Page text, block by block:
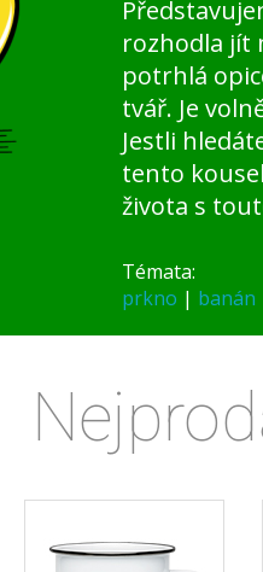
Všechna témata..
rozhodla jít
potrhlá
tvář. Je
Jestli
tento
života s
Témata:
prkno | banán